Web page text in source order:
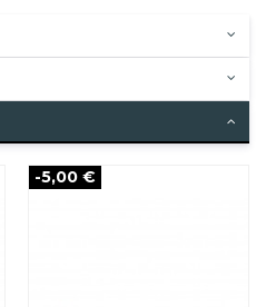
-5,00 €